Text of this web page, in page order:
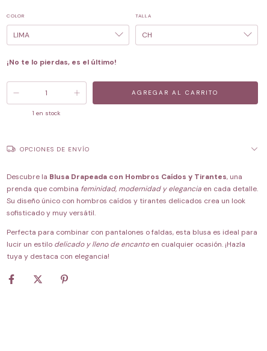
COLOR TALLA
¡No te lo pierdas, es el último!
1 en stock
OPCIONES DE ENVÍO
Descubre la Blusa Drapeada con Hombros Caídos y Tirantes, una
prenda que combina feminidad, modernidad y elegancia en cada detalle.
Su diseño único con hombros caídos y tirantes delicados crea un look
sofisticado y muy versátil.
Perfecta para combinar con pantalones o faldas, esta blusa es ideal para
lucir un estilo delicado y lleno de encantoen cualquier ocasión. ¡Hazla
tuya y destaca con elegancia!